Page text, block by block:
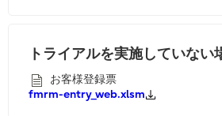
トライアルを実施していない
お客様登録票
fmrm-entry_web.xlsm